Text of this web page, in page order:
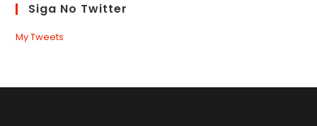
Siga No Twitter
My Tweets